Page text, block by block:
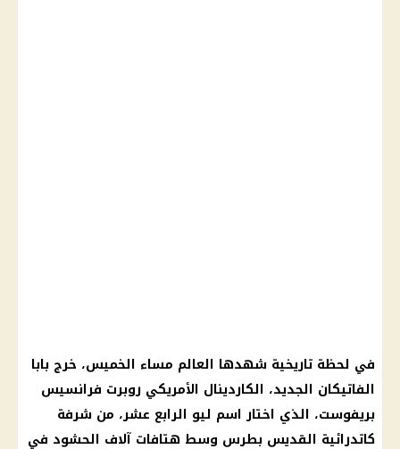
في لحظة تاريخية شهدها العالم مساء الخميس، خرج بابا
الفاتيكان الجديد، الكاردينال الأمريكي روبرت فرانسيس
بريفوست، الذي اختار اسم ليو الرابع عشر، من شرفة
كاتدرائية القديس بطرس وسط هتافات آلاف الحشود في